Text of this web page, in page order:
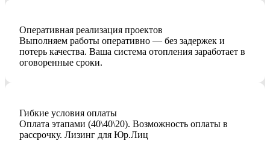
Оперативная реализация проектов
Выполняем работы оперативно — без задержек и
потерь качества. Ваша система отопления заработает в
оговоренные сроки.
Гибкие условия оплаты
Оплата этапами (40\40\20). Возможность оплаты в
рассрочку. Лизинг для Юр.Лиц